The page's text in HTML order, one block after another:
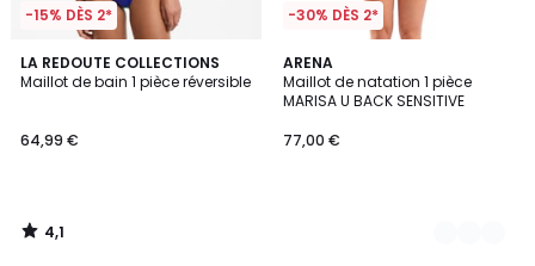
-15% DÈS 2*
LA REDOUTE COLLECTIONS
Maillot de bain 1 pièce réversible
64,99 €
4,1
/ 5
4,1
/
-30% DÈS 2*
ARENA
Maillot de natation 1 pièce
MARISA U BACK SENSITIVE
77,00 €
2
Couleurs